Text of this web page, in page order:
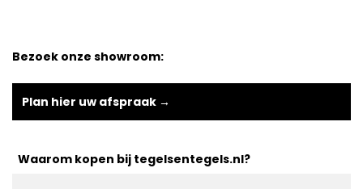
Bezoek onze showroom:
Plan hier uw afspraak →
Waarom kopen bij tegelsentegels.nl?